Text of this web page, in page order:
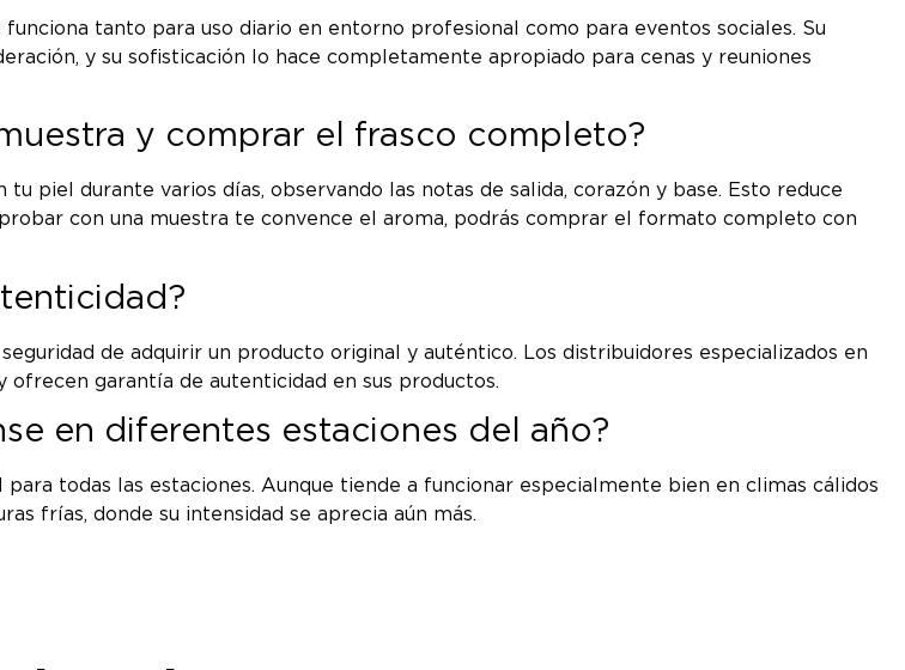
tanto para uso diario en entorno profesional como para eventos sociales. Su
y su sofisticación lo hace completamente apropiado para cenas y reuniones
y comprar el frasco completo?
piel durante varios días, observando las notas de salida, corazón y base. Esto reduce
con una muestra te convence el aroma, podrás comprar el formato completo con
de adquirir un producto original y auténtico. Los distribuidores especializados en
garantía de autenticidad en sus productos.
en diferentes estaciones del año?
todas las estaciones. Aunque tiende a funcionar especialmente bien en climas cálidos
frías, donde su intensidad se aprecia aún más.